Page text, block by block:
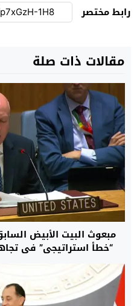
رابط مختصر
مقالات ذات صلة
مبعوث البيت الأبيض
“خطأ استراتيجي” في
لتحويلها إلى ذراع